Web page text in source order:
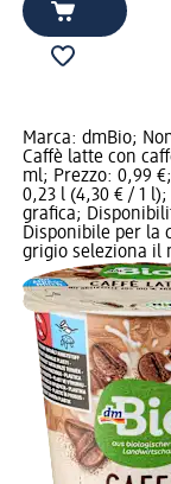
Marca: dmBio;
Caffè latte con
ml; Prezzo: 0,99
0,23 l (4,30 € / 1
grafica;
Disponibile per la
grigio seleziona il